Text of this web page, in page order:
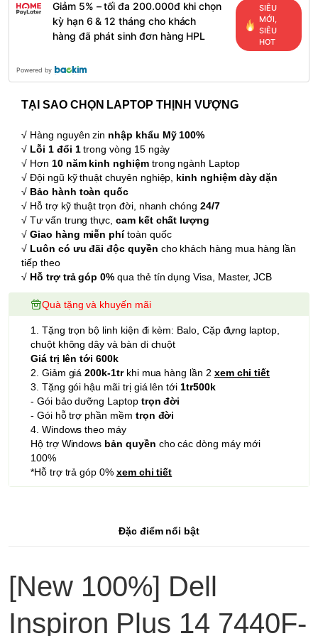
Giảm 5% – tối đa 200.000đ khi chọn
kỳ hạn 6 & 12 tháng cho khách
hàng đã phát sinh đơn hàng HPL
SIÊU
MỚI,
SIÊU
HOT
Powered by
TẠI SAO CHỌN LAPTOP THỊNH VƯỢNG
√ Hàng nguyên zin nhập khẩu Mỹ 100%
√ Lỗi 1 đổi 1trong vòng 15 ngày
√ Hơn 10 năm kinh nghiệm trong ngành Laptop
√ Đội ngũ kỹ thuật chuyên nghiệp, kinh nghiệm dày dặn
√ Bảo hành toàn quốc
√ Hỗ trợ kỹ thuật trọn đời, nhanh chóng 24/7
√ Tư vấn trung thực,cam kết chất lượng
√Giao hàng miễn phítoàn quốc
√ Luôn có ưu đãi độc quyền cho khách hàng mua hàng lần
tiếp theo
√ Hỗ trợ trả góp 0% qua thẻ tín dụng Visa, Master, JCB
Quà tặng và khuyến mãi
1. Tặng trọn bộ linh kiện đi kèm: Balo, Cặp đựng laptop,
chuột không dây và bàn di chuột
Giá trị lên tới 600k
2. Giảm giá200k-1trkhi mua hàng lần 2 xem chi tiết
3. Tặng gói hậu mãi trị giá lên tới 1tr500k
- Gói bảo dưỡng Laptop trọn đời
- Gói hỗ trợ phần mềm trọn đời
4. Windows theo máy
Hộ trợ Windows bản quyền cho các dòng máy mới
100%
*Hỗ trợ trả góp 0% xem chi tiết
Đặc điểm nổi bật
[New 100%] Dell
Inspiron Plus 14 7440F-